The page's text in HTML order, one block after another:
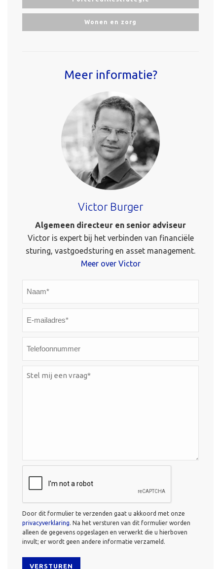
Wonen en zorg
Meer informatie?
Victor Burger
Algemeen directeur en senior adviseur
Victor is expert bij het verbinden van financiële
sturing, vastgoedsturing en asset management.
Meer over Victor
Stel
Door dit formulier te verzenden gaat u akkoord met onze
privacyverklaring. Na het versturen van dit formulier worden
alleen de gegevens opgeslagen en verwerkt die u hierboven
invult; er wordt geen andere informatie verzameld.